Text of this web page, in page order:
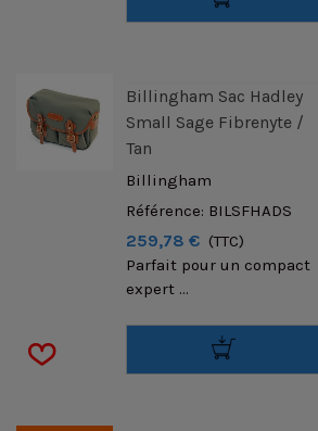
Billingham Sac Hadley
Small Sage Fibrenyte /
Tan
Billingham
Référence: BILSFHADS
259,78 € (TTC)
Parfait pour un compact
expert ...